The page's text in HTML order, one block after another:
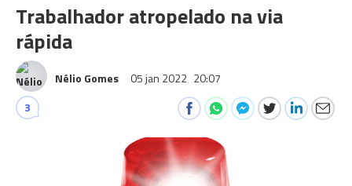
Trabalhador atropelado na via
rápida
Nélio Gomes 05 jan 2022 20:07
3